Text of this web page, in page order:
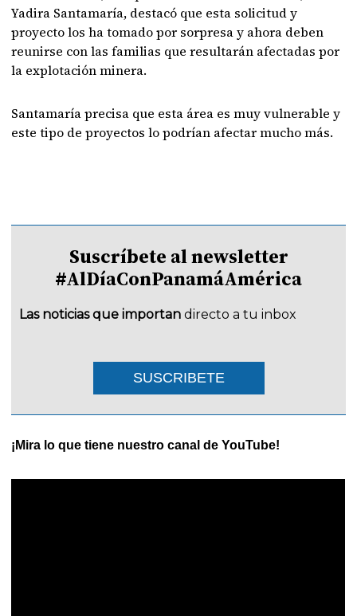
Yadira Santamaría, destacó que esta solicitud y
proyecto los ha tomado por sorpresa y ahora deben
reunirse con las familias que resultarán afectadas por
la explotación minera.
Santamaría precisa que esta área es muy vulnerable y
este tipo de proyectos lo podrían afectar mucho más.
Suscríbete al newsletter
#AlDíaConPanamáAmérica
Las noticias que importan directo a tu inbox
SUSCRIBETE
¡Mira lo que tiene nuestro canal de YouTube!